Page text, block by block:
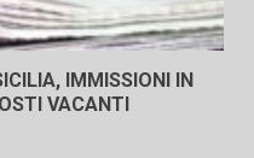
IMMISSIONI IN
VACANTI